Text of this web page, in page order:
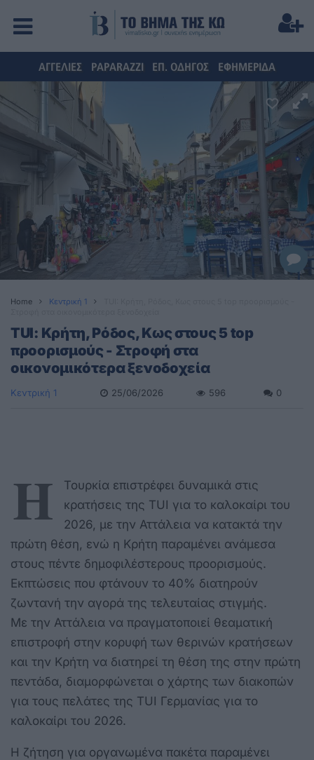
ΑΓΓΕΛΙΕΣ PAPARAZZI ΕΠ. ΟΔΗΓΟΣ ΕΦΗΜΕΡΙΔΑ
Home Κεντρική 1
TUI: Κρήτη, Ρόδος, Κως στους 5 top
προορισμούς - Στροφή στα
οικονομικότερα ξενοδοχεία
Κεντρική 1 25/06/2026 596 0
Η
Τουρκία επιστρέφει δυναμικά στις
κρατήσεις της TUI για το καλοκαίρι του
2026, με την Αττάλεια να κατακτά την
πρώτη θέση, ενώ η Κρήτη παραμένει ανάμεσα
στους πέντε δημοφιλέστερους προορισμούς.
Εκπτώσεις που φτάνουν το 40% διατηρούν
ζωντανή την αγορά της τελευταίας στιγμής.
Με την Αττάλεια να πραγματοποιεί θεαματική
επιστροφή στην κορυφή των θερινών κρατήσεων
και την Κρήτη να διατηρεί τη θέση της στην πρώτη
πεντάδα, διαμορφώνεται ο χάρτης των διακοπών
για τους πελάτες της TUI Γερμανίας για το
καλοκαίρι του 2026.
Η ζήτηση για οργανωμένα πακέτα παραμένει